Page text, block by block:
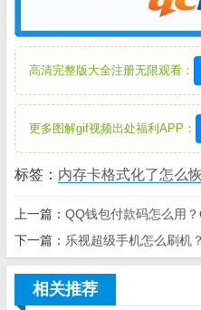
高清完整版大全注册无限观看：
更多图解gif视频出处福利APP：
标签： 内存卡格式化了怎么
上一篇： QQ钱包付款码怎么用
下一篇： 乐视超级手机怎么刷机
相关推荐